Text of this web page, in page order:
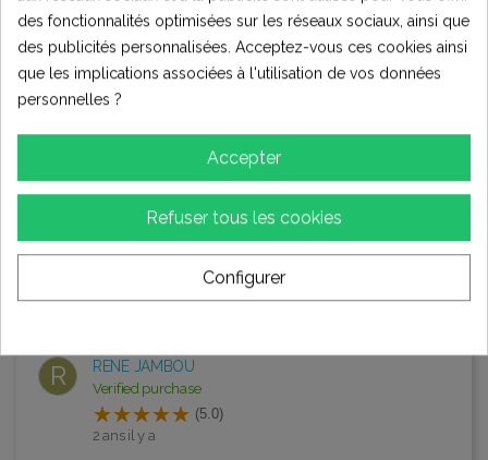
Au top, correspond parfaitement, livraison rapide
0 0 0
Etienne
(5.0)
Très bien👌
0 0 0
R RENE JAMBOU
Verified purchase
(5.0)
2 ans il y a
des fonctionnalités optimisées sur les réseaux sociaux, ainsi que
des publicités personnalisées. Acceptez-vous ces cookies ainsi
que les implications associées à l'utilisation de vos données
personnelles ?
Accepter
Refuser tous les cookies
Configurer